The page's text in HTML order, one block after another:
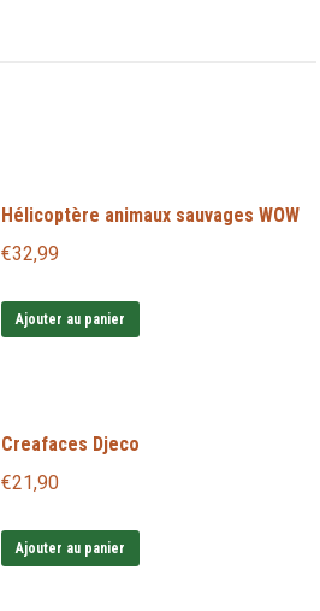
Hélicoptère animaux sauvages WOW
€32,99
Ajouter au panier
Creafaces Djeco
€21,90
Ajouter au panier